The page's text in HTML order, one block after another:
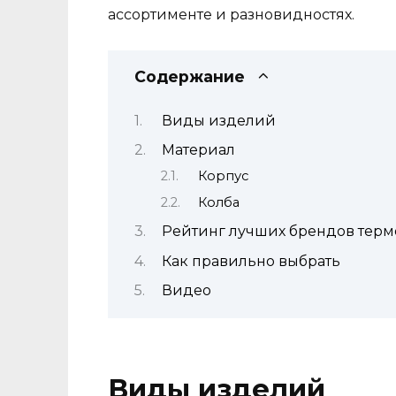
ассортименте и разновидностях.
Содержание
Виды изделий
Материал
Корпус
Колба
Рейтинг лучших брендов
Как правильно выбрать
Видео
Виды изделий